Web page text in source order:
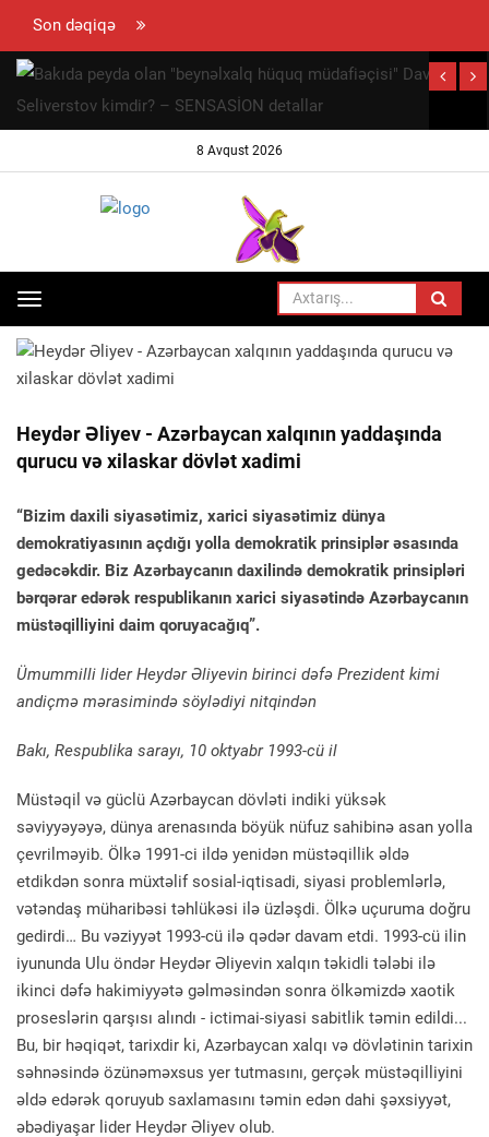
Son dəqiqə
səfəri
8 Avqust 2026
Toggle
navigation
SIYASƏT
Heydər Əliyev - Azərbaycan xalqının yaddaşında
qurucu və xilaskar dövlət xadimi
“Bizim daxili siyasətimiz, xarici siyasətimiz dünya
demokratiyasının açdığı yolla demokratik prinsiplər əsasında
gedəcəkdir. Biz Azərbaycanın daxilində demokratik prinsipləri
bərqərar edərək respublikanın xarici siyasətində Azərbaycanın
müstəqilliyini daim qoruyacağıq”.
Ümummilli lider Heydər Əliyevin birinci dəfə Prezident kimi
andiçmə mərasimində söylədiyi nitqindən
Bakı, Respublika sarayı, 10 oktyabr 1993-cü il
Müstəqil və güclü Azərbaycan dövləti indiki yüksək
səviyyəyəyə, dünya arenasında böyük nüfuz sahibinə asan yolla
çevrilməyib. Ölkə 1991-ci ildə yenidən müstəqillik əldə
etdikdən sonra müxtəlif sosial-iqtisadi, siyasi problemlərlə,
vətəndaş müharibəsi təhlükəsi ilə üzləşdi. Ölkə uçuruma doğru
gedirdi… Bu vəziyyət 1993-cü ilə qədər davam etdi. 1993-cü ilin
iyununda Ulu öndər Heydər Əliyevin xalqın təkidli tələbi ilə
ikinci dəfə hakimiyyətə gəlməsindən sonra ölkəmizdə xaotik
proseslərin qarşısı alındı - ictimai-siyasi sabitlik təmin edildi...
Bu, bir həqiqət, tarixdir ki, Azərbaycan xalqı və dövlətinin tarixin
səhnəsində özünəməxsus yer tutmasını, gerçək müstəqilliyini
əldə edərək qoruyub saxlamasını təmin edən dahi şəxsiyyət,
əbədiyaşar lider Heydər Əliyev olub.